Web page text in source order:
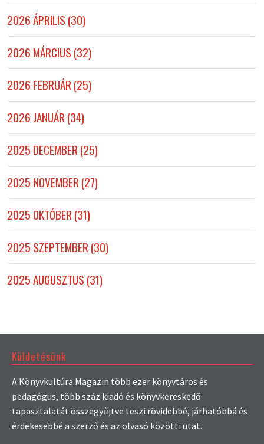
2026 ÁPRILIS (30)
2026 MÁRCIUS (32)
2026 FEBRUÁR (25)
2026 JANUÁR (34)
2025 DECEMBER (25)
2025 NOVEMBER (27)
2025 OKTÓBER (31)
2025 SZEPTEMBER (30)
2025 AUGUSZTUS (31)
Küldetésünk
A Könyvkultúra Magazin több ezer könyvtáros és
pedagógus, több száz kiadó és könyvkereskedő
tapasztalatát összegyűjtve teszi rövidebbé, járhatóbbá és
érdekesebbé a szerző és az olvasó közötti utat.